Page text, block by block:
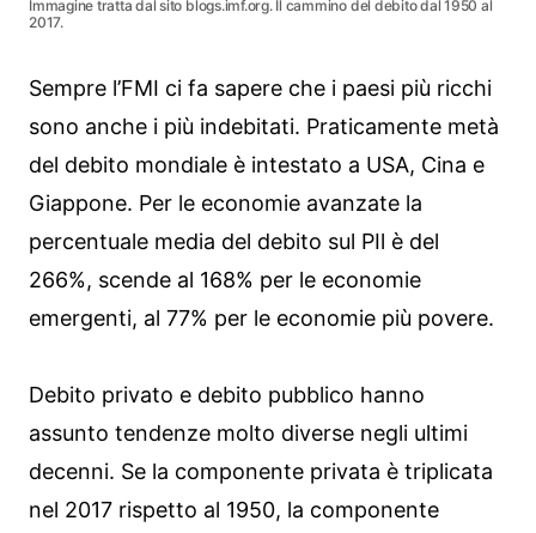
Immagine tratta dal sito blogs.imf.org. Il cammino del debito dal 1950 al
2017.
Sempre l’FMI ci fa sapere che i paesi più ricchi
sono anche i più indebitati. Praticamente metà
del debito mondiale è intestato a USA, Cina e
Giappone. Per le economie avanzate la
percentuale media del debito sul PIl è del
266%, scende al 168% per le economie
emergenti, al 77% per le economie più povere.
Debito privato e debito pubblico hanno
assunto tendenze molto diverse negli ultimi
decenni. Se la componente privata è triplicata
nel 2017 rispetto al 1950, la componente